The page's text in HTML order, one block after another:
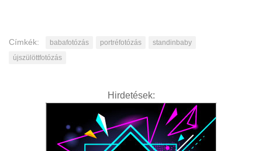
Címkék: babafotózás portréfotózás
standinbaby
újszülöttfotózás
Hirdetések: